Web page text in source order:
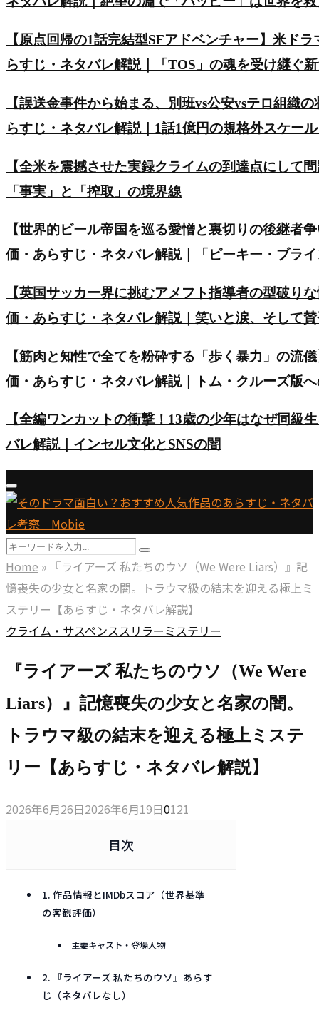
【原点回帰の1話完結型SFアドベンチャー】米ド
らすじ・ネタバレ解説｜「TOS」の魂を受け継ぐ
【誤送金事件から始まる、別班vs公安vsテロ組織
らすじ・ネタバレ解説｜1話1億円の規格外スケー
【全米を震撼させた実録クライムの到達点にして
「事実」と「搾取」の境界線
【世界的ビール帝国を巡る愛憎と裏切りの後継者
価・あらすじ・ネタバレ解説｜「ピーキー・ブラ
【英国サッカー界に挑むアメフト指導者の型破り
価・あらすじ・ネタバレ解説｜笑いと涙、そして
【筋肉と知性で全てを粉砕する「歩く暴力」の流
価・あらすじ・ネタバレ解説｜トム・クルーズ版
【全編ワンカットの衝撃！13歳の少年はなぜ同級
バレ解説｜インセル文化とSNSの闇
Primary
Menu
Search
for:
Search
Home » 『ライアーズ 私たちのウソ（We Were Liars）』記
憶喪失の少女と名家の闇。トラウマ級の結末を迎える極上ミ
ステリー【あらすじ・ネタバレ解説】
クライム・サスペンススリラーミステリー
『ライアーズ 私たちのウソ（We Were
Liars）』記憶喪失の少女と名家の闇。
トラウマ級の結末を迎える極上ミステ
リー【あらすじ・ネタバレ解説】
2026年6月26日2026年6月19日0121
目次
1. 作品情報とIMDbスコア（世界基準
の客観評価）
主要キャスト・登場人物
2. 『ライアーズ 私たちのウソ』あらす
じ（ネタバレなし）